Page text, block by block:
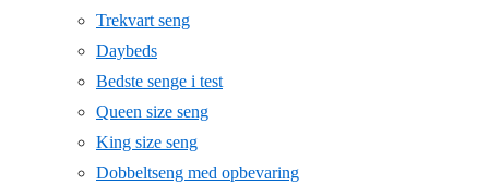
Trekvart seng
Daybeds
Bedste senge i test
Queen size seng
King size seng
Dobbeltseng med opbevaring